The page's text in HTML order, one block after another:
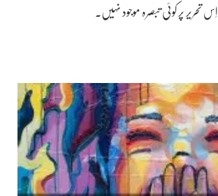
اِس تحریر پر کوئی تبصرہ موجود نہیں۔